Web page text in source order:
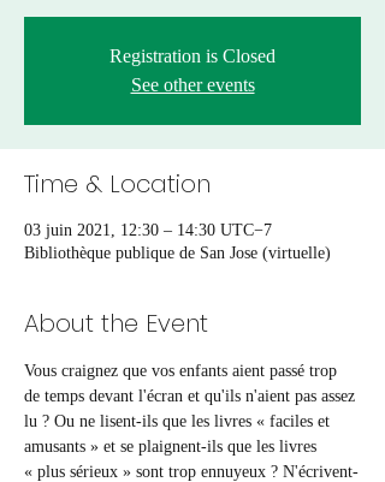
Registration is Closed
See other events
Time & Location
03 juin 2021, 12:30 – 14:30 UTC−7
Bibliothèque publique de San Jose (virtuelle)
About the Event
Vous craignez que vos enfants aient passé trop
de temps devant l'écran et qu'ils n'aient pas assez
lu ? Ou ne lisent-ils que les livres « faciles et
amusants » et se plaignent-ils que les livres
« plus sérieux » sont trop ennuyeux ? N'écrivent-